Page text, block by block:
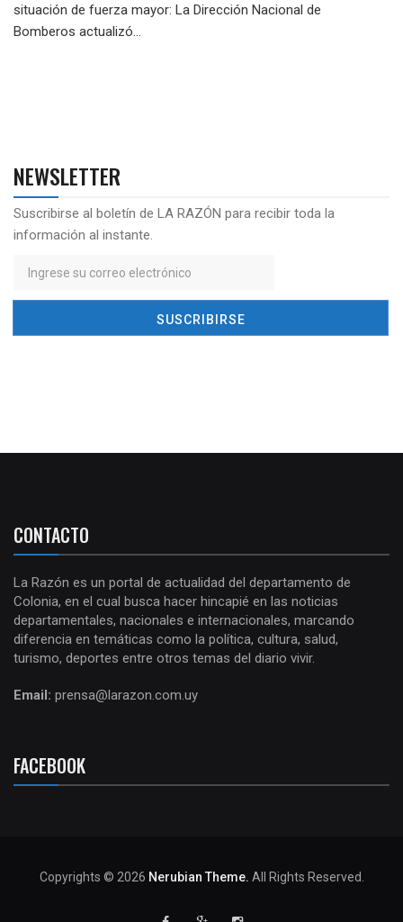
situación de fuerza mayor: La Dirección Nacional de
Bomberos actualizó...
NEWSLETTER
Suscribirse al boletín de LA RAZÓN para recibir toda la
información al instante.
CONTACTO
La Razón es un portal de actualidad del departamento de
Colonia, en el cual busca hacer hincapié en las noticias
departamentales, nacionales e internacionales, marcando
diferencia en temáticas como la política, cultura, salud,
turismo, deportes entre otros temas del diario vivir.
Email: prensa@larazon.com.uy
FACEBOOK
Copyrights © 2026 Nerubian Theme. All Rights Reserved.